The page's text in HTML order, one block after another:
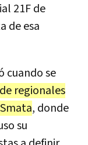
21F de
de esa
cuando se
regionales
, donde
su